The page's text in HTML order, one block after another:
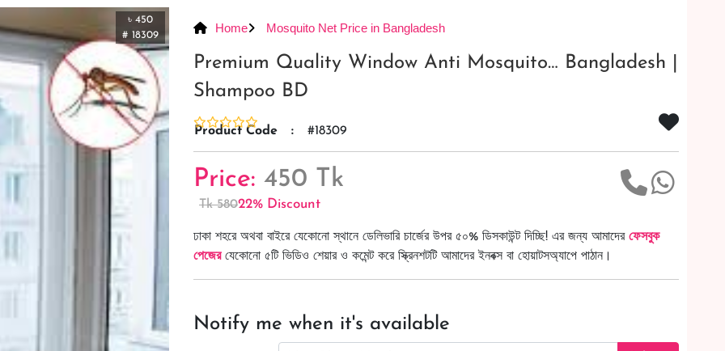
৳ 450
# 18309
Home Mosquito Net Price in Bangladesh
Premium Quality Window Anti Mosquito… Bangladesh |
Shampoo BD
Product Code : #18309
Price: 450 Tk
Tk 58022% Discount
ঢাকা শহরে অথবা বাইরে যেকোনো স্থানে ডেলিভারি চার্জের উপর ৫০% ডিসকাউন্ট দিচ্ছি! এর জন্য আমাদের ফেসবুক
পেজেরযেকোনো ৫টি ভিডিও শেয়ার ও কমেন্ট করে স্ক্রিনশটটি আমাদের ইনবক্স বা হোয়াটসঅ্যাপে পাঠান।
Notify me when it's available